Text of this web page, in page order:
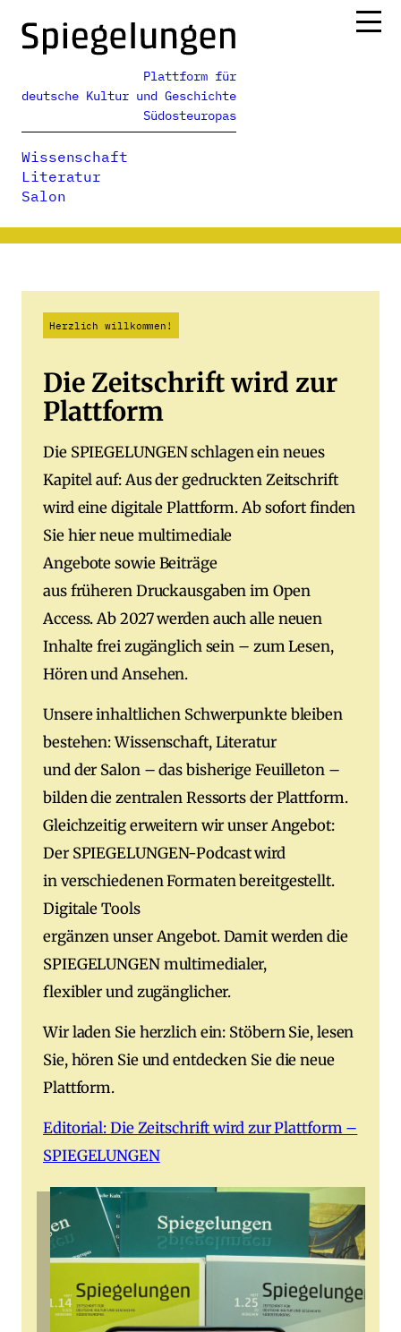
Inhalt
springen
Plattform für
deutsche Kultur und Geschichte
Südosteuropas
Wissenschaft
Literatur
Salon
Über uns
Podcasts
Herzlich willkommen!
Die Zeitschrift wird zur
Plattform
Die SPIEGELUNGEN schlagen ein neues
Kapitel auf: Aus der gedruckten Zeitschrift
wird eine digitale Plattform. Ab sofort finden
Sie hier neue multimediale
Angebote sowie Beiträge
aus früheren Druckausgaben im Open
Access. Ab 2027 werden auch alle neuen
Inhalte frei zugänglich sein – zum Lesen,
Hören und Ansehen.
Unsere inhaltlichen Schwerpunkte bleiben
bestehen: Wissenschaft, Literatur
und der Salon – das bisherige Feuilleton –
bilden die zentralen Ressorts der Plattform.
Gleichzeitig erweitern wir unser Angebot:
Der SPIEGELUNGEN-Podcast wird
in verschiedenen Formaten bereitgestellt.
Digitale Tools
ergänzen unser Angebot. Damit werden die
SPIEGELUNGEN multimedialer,
flexibler und zugänglicher.
Wir laden Sie herzlich ein: Stöbern Sie, lesen
Sie, hören Sie und entdecken Sie die neue
Plattform.
Editorial: Die Zeitschrift wird zur Plattform –
SPIEGELUNGEN